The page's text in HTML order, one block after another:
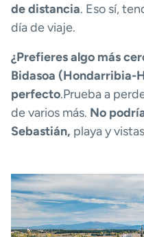
de distancia. Eso sí,
día de viaje.
¿Prefieres algo más
Bidasoa (Hondarribia-
perfecto.Prueba a
de varios más. No
Sebastián, playa y